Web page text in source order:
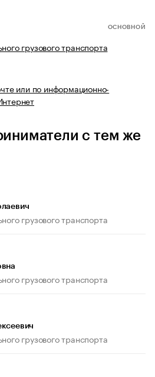
ОСНОВНОЙ
грузового транспорта
или по информационно-
с тем же
грузового транспорта
грузового транспорта
грузового транспорта